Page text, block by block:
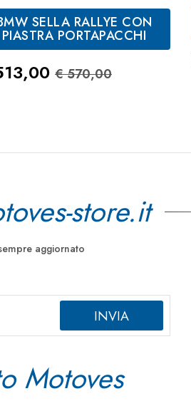
SELLA RALLYE CON
PIASTRA PORTAPACCHI
Prezzo Standard
€ 570,00
store.it
aggiornato
Motoves